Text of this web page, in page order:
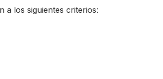
a los siguientes criterios: